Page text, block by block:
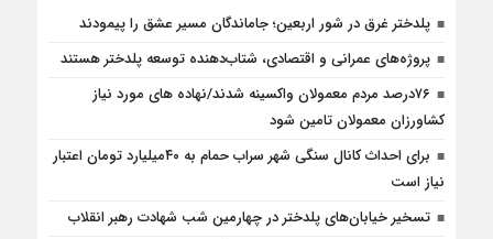
پلدختر غرق در شور اربعین؛ جاماندگان مسیر عشق را پیمودند
پروژه‌های عمرانی و اقتصادی، شتاب‌دهنده توسعه پلدختر هستند
۷۶درصد مردم معمولان واکسینه شدند/نهاده های مورد نیاز
کشاورزان معمولان تامین شود
برای احداث کانال سنگی شهر سراب حمام به ۴۰میلیارد تومان اعتبار
نیاز است
تسخیر خیابان‌های پلدختر در چهارمین شب شهادت رهبر انقلاب